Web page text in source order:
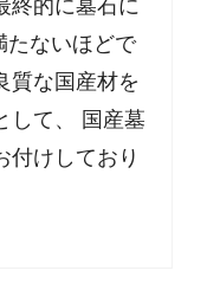
終的に墓石に
たないほどで
質な国産材を
して、 国産墓
付けしており